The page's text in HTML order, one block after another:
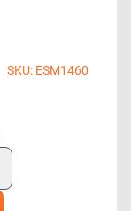
SKU: ESM1460